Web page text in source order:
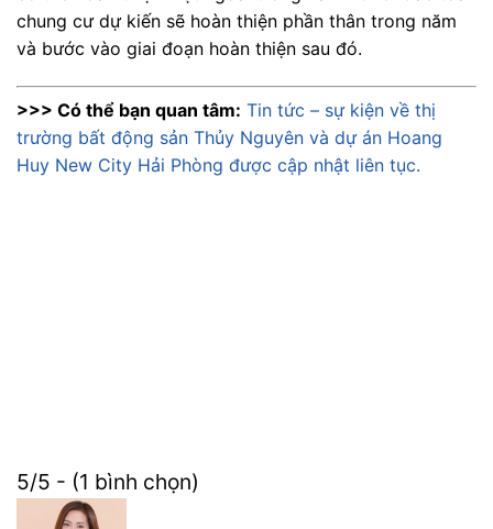
chung cư dự kiến sẽ hoàn thiện phần thân trong năm
và bước vào giai đoạn hoàn thiện sau đó.
>>> Có thể bạn quan tâm: Tin tức – sự kiện về thị
trường bất động sản Thủy Nguyên và dự án Hoang
Huy New City Hải Phòng được cập nhật liên tục.
5/5 - (1 bình chọn)